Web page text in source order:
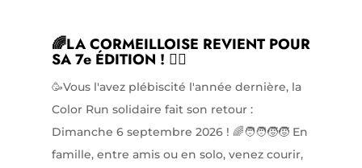
🌈LA CORMEILLOISE REVIENT POUR
SA 7e ÉDITION ! 🏃‍♀️
🥳Vous l'avez plébiscité l'année dernière, la
Color Run solidaire fait son retour :
Dimanche 6 septembre 2026 ! 🌈🧑‍🧑‍🧒‍🧒 En
famille, entre amis ou en solo, venez courir,